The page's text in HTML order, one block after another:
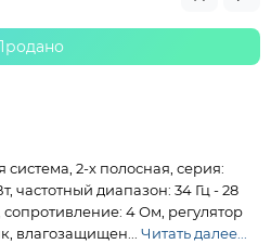
система, 2-х полосная, серия:
частотный диапазон: 34 Гц - 28
сопротивление: 4 Ом, регулятор
влагозащищен... Читать далее...